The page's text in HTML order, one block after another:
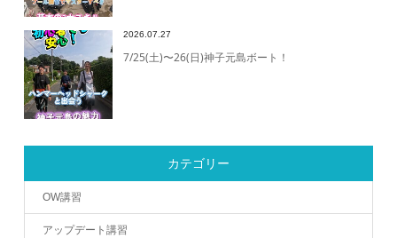
2026.07.27
7/25(土)〜26(日)神子元島ボート！
カテゴリー
OW講習
アップデート講習